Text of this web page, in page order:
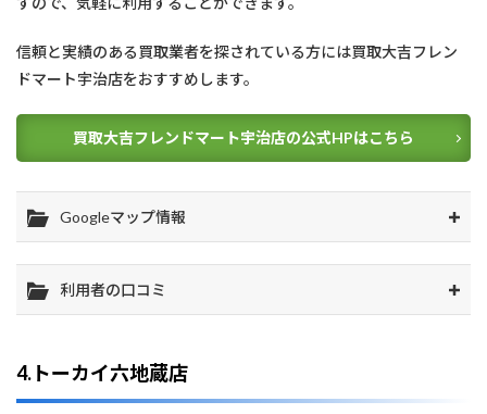
信頼と実績のある買取業者を探されている方には買取大吉フレン
ドマート宇治店をおすすめします。
買取大吉フレンドマート宇治店の公式HPはこちら
Googleマップ情報
利用者の口コミ
4.トーカイ六地蔵店